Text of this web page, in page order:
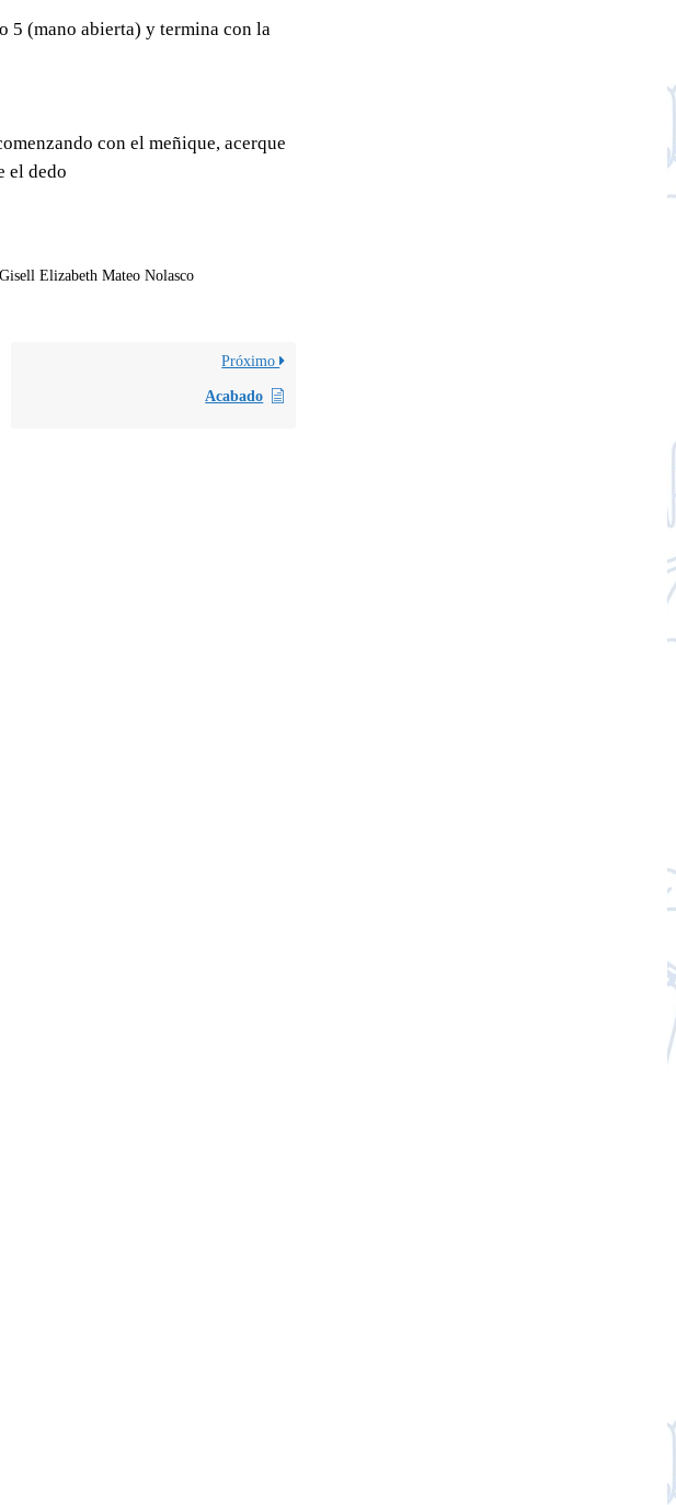
5 (mano abierta) y termina con la
con el meñique, acerque
el dedo
Gisell Elizabeth Mateo Nolasco
Próximo
Acabado